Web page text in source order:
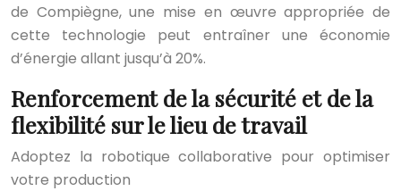
de Compiègne, une mise en œuvre appropriée de
cette technologie peut entraîner une économie
d’énergie allant jusqu’à 20%.
Renforcement de la sécurité et de la
flexibilité sur le lieu de travail
Adoptez la robotique collaborative pour optimiser
votre production